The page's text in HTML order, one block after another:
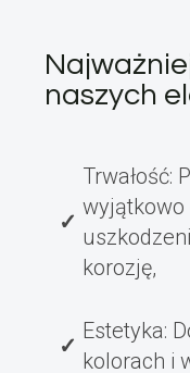
naszych
Trwałość:
wyjątkowo
korozję,
Estetyka:
kolorach i